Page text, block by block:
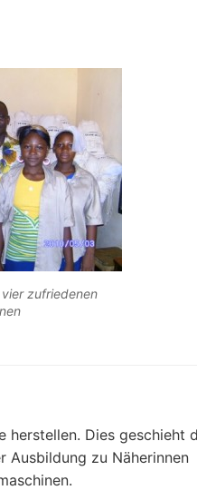
zufriedenen
herstellen. Dies geschieht
Ausbildung zu Näherinnen